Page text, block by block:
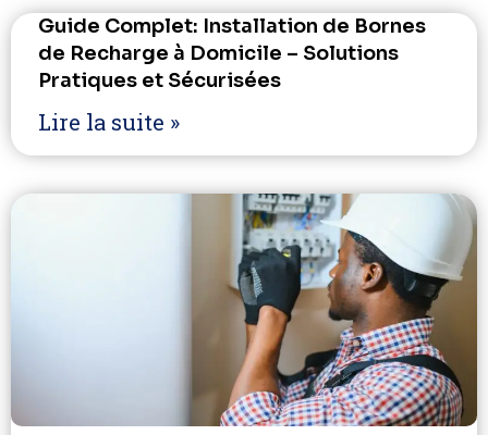
Guide Complet: Installation de Bornes
de Recharge à Domicile – Solutions
Pratiques et Sécurisées
Lire la suite »